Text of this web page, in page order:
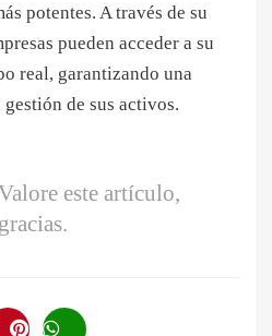
potentes. A través de su
pueden acceder a su
real, garantizando una
de sus activos.
este artículo,
gracias.